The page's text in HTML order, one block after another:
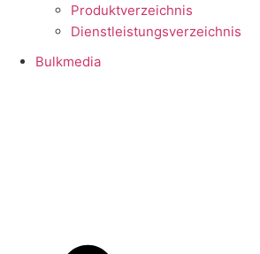
Produktverzeichnis
Dienstleistungsverzeichnis
Bulkmedia